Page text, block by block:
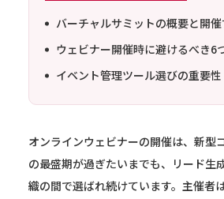
バーチャルサミットの概要と開
ウェビナー開催時に避けるべき6
イベント管理ツール選びの重要性
オンラインウェビナーの開催は、新型
の最盛期が過ぎたいまでも、リード生
織の間で選ばれ続けています。主催者